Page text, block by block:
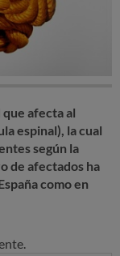
afecta al
espinal), la cual
según la
de afectados ha
como en